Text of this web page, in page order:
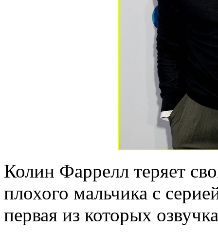
Колин Фаррелл теряет
плохого мальчика с
первая из которых